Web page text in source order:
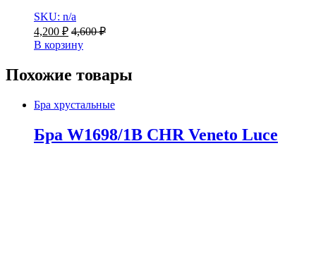
SKU: n/a
4,200 ₽ 4,600₽
В корзину
Похожие товары
Бра хрустальные
Бра W1698/1B CHR Veneto Luce